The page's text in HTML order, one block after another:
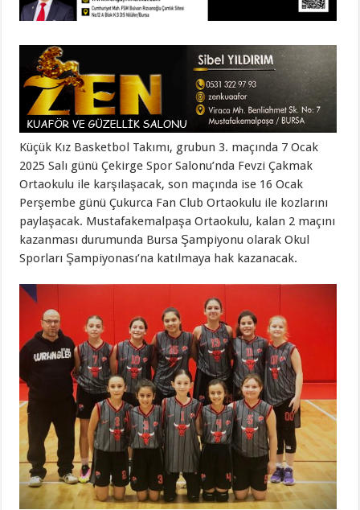
Küçük Kız Basketbol Takımı, grubun 3. maçında 7 Ocak
2025 Salı günü Çekirge Spor Salonu’nda Fevzi Çakmak
Ortaokulu ile karşılaşacak, son maçında ise 16 Ocak
Perşembe günü Çukurca Fan Club Ortaokulu ile kozlarını
paylaşacak. Mustafakemalpaşa Ortaokulu, kalan 2 maçını
kazanması durumunda Bursa Şampiyonu olarak Okul
Sporları Şampiyonası’na katılmaya hak kazanacak.